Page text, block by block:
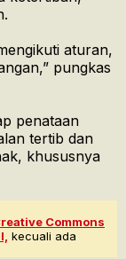
aturan,
pungkas
penataan
tertib dan
khususnya
Commons
kecuali ada